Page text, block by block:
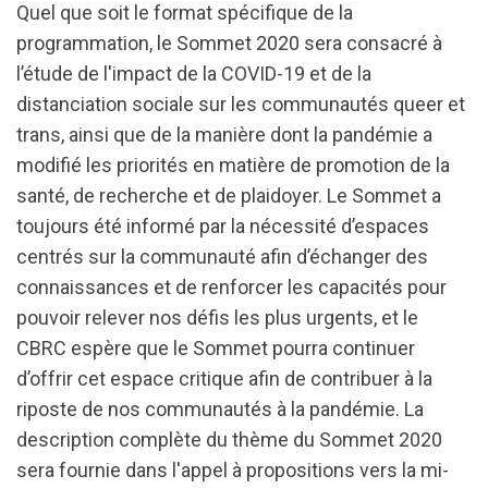
Quel que soit le format spécifique de la
programmation, le Sommet 2020 sera consacré à
l’étude de l'impact de la COVID-19 et de la
distanciation sociale sur les communautés queer et
trans, ainsi que de la manière dont la pandémie a
modifié les priorités en matière de promotion de la
santé, de recherche et de plaidoyer. Le Sommet a
toujours été informé par la nécessité d’espaces
centrés sur la communauté afin d’échanger des
connaissances et de renforcer les capacités pour
pouvoir relever nos défis les plus urgents, et le
CBRC espère que le Sommet pourra continuer
d’offrir cet espace critique afin de contribuer à la
riposte de nos communautés à la pandémie. La
description complète du thème du Sommet 2020
sera fournie dans l'appel à propositions vers la mi-